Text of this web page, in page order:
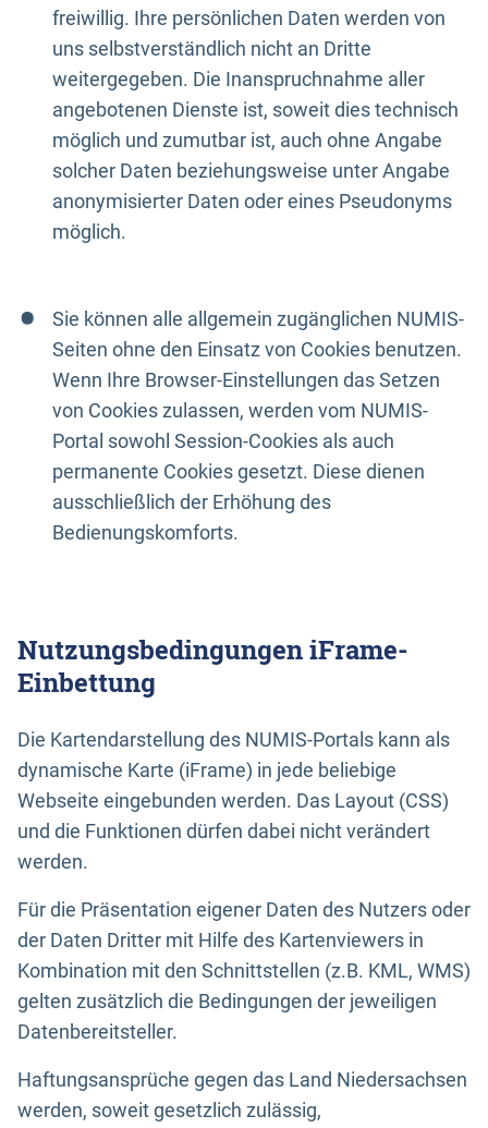
freiwillig. Ihre persönlichen Daten werden von
uns selbstverständlich nicht an Dritte
weitergegeben. Die Inanspruchnahme aller
angebotenen Dienste ist, soweit dies technisch
möglich und zumutbar ist, auch ohne Angabe
solcher Daten beziehungsweise unter Angabe
anonymisierter Daten oder eines Pseudonyms
möglich.
Sie können alle allgemein zugänglichen NUMIS-
Seiten ohne den Einsatz von Cookies benutzen.
Wenn Ihre Browser-Einstellungen das Setzen
von Cookies zulassen, werden vom NUMIS-
Portal sowohl Session-Cookies als auch
permanente Cookies gesetzt. Diese dienen
ausschließlich der Erhöhung des
Bedienungskomforts.
Nutzungsbedingungen iFrame-
Einbettung
Die Kartendarstellung des NUMIS-Portals kann als
dynamische Karte (iFrame) in jede beliebige
Webseite eingebunden werden. Das Layout (CSS)
und die Funktionen dürfen dabei nicht verändert
werden.
Für die Präsentation eigener Daten des Nutzers oder
der Daten Dritter mit Hilfe des Kartenviewers in
Kombination mit den Schnittstellen (z.B. KML, WMS)
gelten zusätzlich die Bedingungen der jeweiligen
Datenbereitsteller.
Haftungsansprüche gegen das Land Niedersachsen
werden, soweit gesetzlich zulässig,